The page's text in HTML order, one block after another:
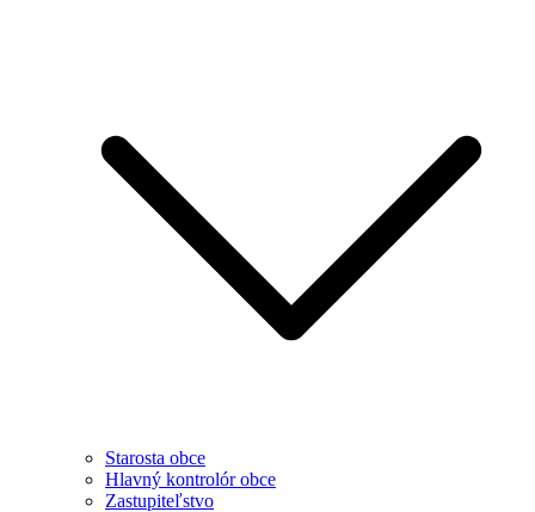
Starosta obce
Hlavný kontrolór obce
Zastupiteľstvo